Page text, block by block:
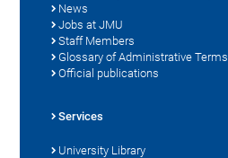
News
Jobs at JMU
Staff Members
Glossary of Administrative Terms
Official publications
Services
University Library